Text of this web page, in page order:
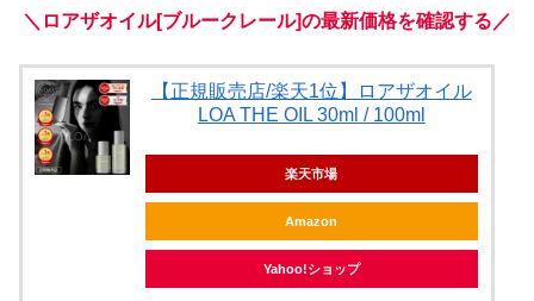
＼ロアザオイル[ブルークレール]の最新価格を確認する／
【正規販売店/楽天1位】ロアザオイル
LOA THE OIL 30ml / 100ml
楽天市場
Amazon
Yahoo!ショップ